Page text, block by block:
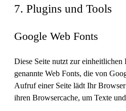
7. Plugins und Tools
Google Web Fonts
Diese Seite nutzt zur
genannte Web Fonts, die von
Aufruf einer Seite lädt Ihr
ihren Browsercache, um Texte